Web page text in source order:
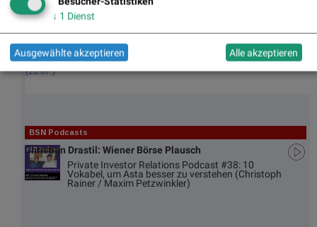
zu
MOR
(20.07.)
sollten nur 50 % der Position verkauft werden.
TraderCoach
zuMOR
(20.07.)
Die Morphosys bestätigt das Perlentaucher Trend Long
Signal.
BSN Podcasts
Christian Drastil: Wiener Börse Plausch
Private Investor Relations Podcast #38: 10
Vokabel, um Asta besser zu verstehen (Christoph
Rainer / Maxim Petzwinkler)
↓ 1 Dienst
Ausgewählte akzeptieren Alle akzeptieren